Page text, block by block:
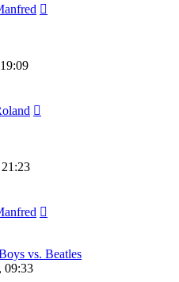
vs. Beatles
09:33